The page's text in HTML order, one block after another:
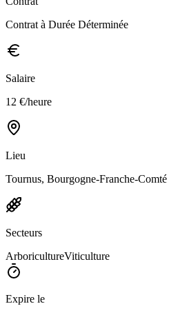
Contrat à Durée Déterminée
Salaire
12 €/heure
Lieu
Tournus, Bourgogne-Franche-Comté
Secteurs
ArboricultureViticulture
Expire le